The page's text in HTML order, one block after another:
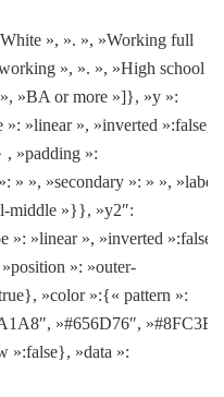
», ». », »Working full
», ». », »High school
», »BA or more »]}, »y »:
»linear », »inverted »:false,
, »padding »:
» », »secondary »: » », »label
middle »}}, »y2″:
»: »linear », »inverted »:false,
»: »outer-
»color »:{« pattern »:
»#656D76″,
»:false}, »data »: